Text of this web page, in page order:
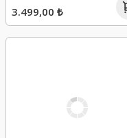
3.499,00 ₺